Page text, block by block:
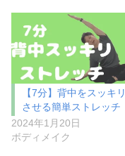
【7分】背中をスッキリ
させる簡単ストレッチ
2024年1月20日
ボディメイク